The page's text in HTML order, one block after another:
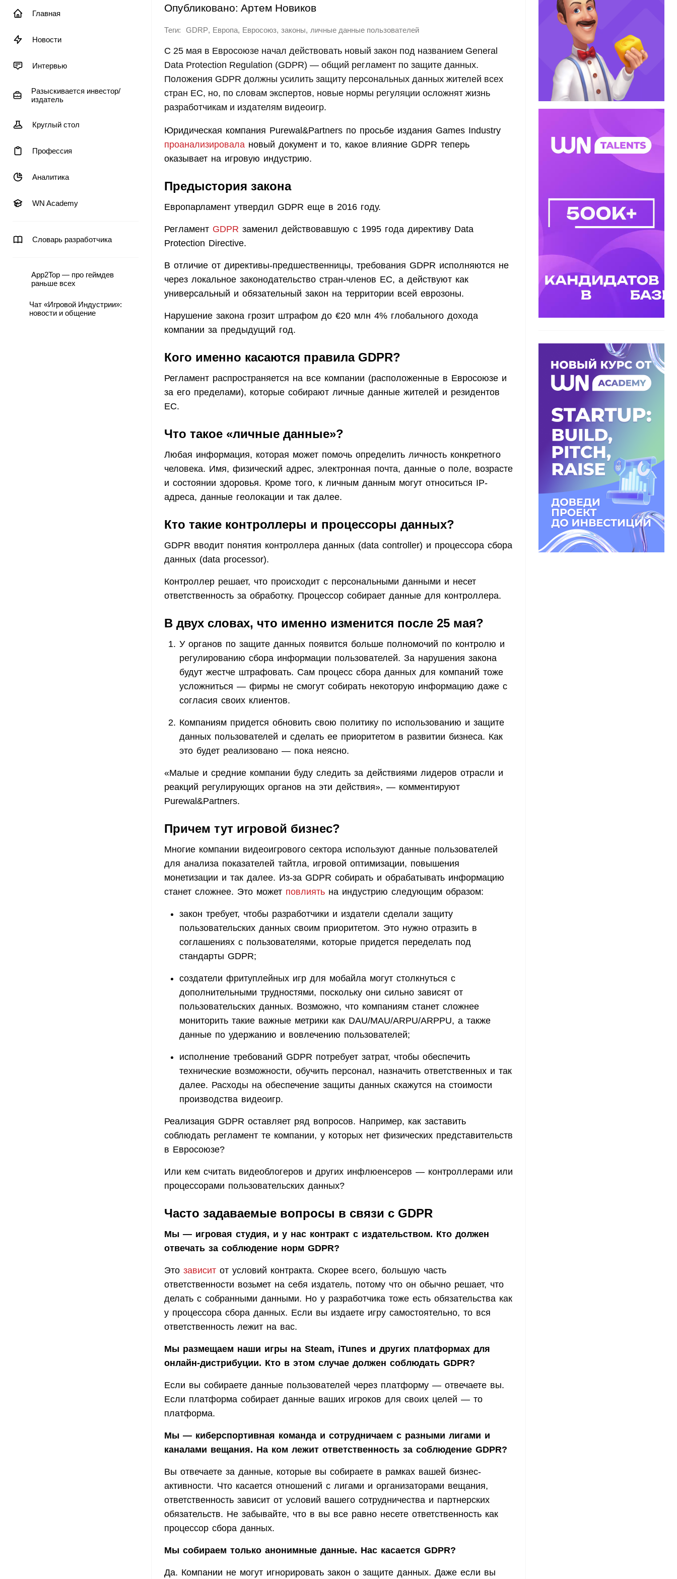
Главная
Новости
Интервью
Разыскивается инвестор/
издатель
Круглый стол
Профессия
Аналитика
WN Academy
Словарь разработчика
App2Top — про геймдев
раньше всех
Чат «Игровой Индустрии»:
новости и общение
Опубликовано: Артем Новиков
Теги: GDRP, Европа, Евросоюз, законы, личные данные пользователей
С 25 мая в Евросоюзе начал действовать новый закон под названием General
Data Protection Regulation (GDPR) — общий регламент по защите данных.
Положения GDPR должны усилить защиту персональных данных жителей всех
стран ЕС, но, по словам экспертов, новые нормы регуляции осложнят жизнь
разработчикам и издателям видеоигр.
Юридическая компания Purewal&Partners по просьбе издания Games Industry
проанализировала новый документ и то, какое влияние GDPR теперь
оказывает на игровую индустрию.
Предыстория закона
Европарламент утвердил GDPR еще в 2016 году.
Регламент GDPR заменил действовавшую с 1995 года директиву Data
Protection Directive.
В отличие от директивы-предшественницы, требования GDPR исполняются не
через локальное законодательство стран-членов ЕС, а действуют как
универсальный и обязательный закон на территории всей еврозоны.
Нарушение закона грозит штрафом до €20 млн 4% глобального дохода
компании за предыдущий год.
Кого именно касаются правила GDPR?
Регламент распространяется на все компании (расположенные в Евросоюзе и
за его пределами), которые собирают личные данные жителей и резидентов
ЕС.
Что такое «личные данные»?
Любая информация, которая может помочь определить личность конкретного
человека. Имя, физический адрес, электронная почта, данные о поле, возрасте
и состоянии здоровья. Кроме того, к личным данным могут относиться IP-
адреса, данные геолокации и так далее.
Кто такие контроллеры и процессоры данных?
GDPR вводит понятия контроллера данных (data controller) и процессора сбора
данных (data processor).
Контроллер решает, что происходит с персональными данными и несет
ответственность за обработку. Процессор собирает данные для контроллера.
В двух словах, что именно изменится после 25 мая?
У органов по защите данных появится больше полномочий по контролю и
регулированию сбора информации пользователей. За нарушения закона
будут жестче штрафовать. Сам процесс сбора данных для компаний тоже
усложниться — фирмы не смогут собирать некоторую информацию даже с
согласия своих клиентов.
Компаниям придется обновить свою политику по использованию и защите
данных пользователей и сделать ее приоритетом в развитии бизнеса. Как
это будет реализовано — пока неясно.
«Малые и средние компании буду следить за действиями лидеров отрасли и
реакций регулирующих органов на эти действия», — комментируют
Purewal&Partners.
Причем тут игровой бизнес?
Многие компании видеоигрового сектора используют данные пользователей
для анализа показателей тайтла, игровой оптимизации, повышения
монетизации и так далее. Из-за GDPR собирать и обрабатывать информацию
станет сложнее. Это может повлиять на индустрию следующим образом:
закон требует, чтобы разработчики и издатели сделали защиту
пользовательских данных своим приоритетом. Это нужно отразить в
соглашениях с пользователями, которые придется переделать под
стандарты GDPR;
создатели фритуплейных игр для мобайла могут столкнуться с
дополнительными трудностями, поскольку они сильно зависят от
пользовательских данных. Возможно, что компаниям станет сложнее
мониторить такие важные метрики как DAU/MAU/ARPU/ARPPU, а также
данные по удержанию и вовлечению пользователей;
исполнение требований GDPR потребует затрат, чтобы обеспечить
технические возможности, обучить персонал, назначить ответственных и так
далее. Расходы на обеспечение защиты данных скажутся на стоимости
производства видеоигр.
Реализация GDPR оставляет ряд вопросов. Например, как заставить
соблюдать регламент те компании, у которых нет физических представительств
в Евросоюзе?
Или кем считать видеоблогеров и других инфлюенсеров — контроллерами или
процессорами пользовательских данных?
Часто задаваемые вопросы в связи с GDPR
Мы — игровая студия, и у нас контракт с издательством. Кто должен
отвечать за соблюдение норм GDPR?
Это зависит от условий контракта. Скорее всего, большую часть
ответственности возьмет на себя издатель, потому что он обычно решает, что
делать с собранными данными. Но у разработчика тоже есть обязательства как
у процессора сбора данных. Если вы издаете игру самостоятельно, то вся
ответственность лежит на вас.
Мы размещаем наши игры на Steam, iTunes и других платформах для
онлайн-дистрибуции. Кто в этом случае должен соблюдать GDPR?
Если вы собираете данные пользователей через платформу — отвечаете вы.
Если платформа собирает данные ваших игроков для своих целей — то
платформа.
Мы — киберспортивная команда и сотрудничаем с разными лигами и
каналами вещания. На ком лежит ответственность за соблюдение GDPR?
Вы отвечаете за данные, которые вы собираете в рамках вашей бизнес-
активности. Что касается отношений с лигами и организаторами вещания,
ответственность зависит от условий вашего сотрудничества и партнерских
обязательств. Не забывайте, что в вы все равно несете ответственность как
процессор сбора данных.
Мы собираем только анонимные данные. Нас касается GDPR?
Да. Компании не могут игнорировать закон о защите данных. Даже если вы